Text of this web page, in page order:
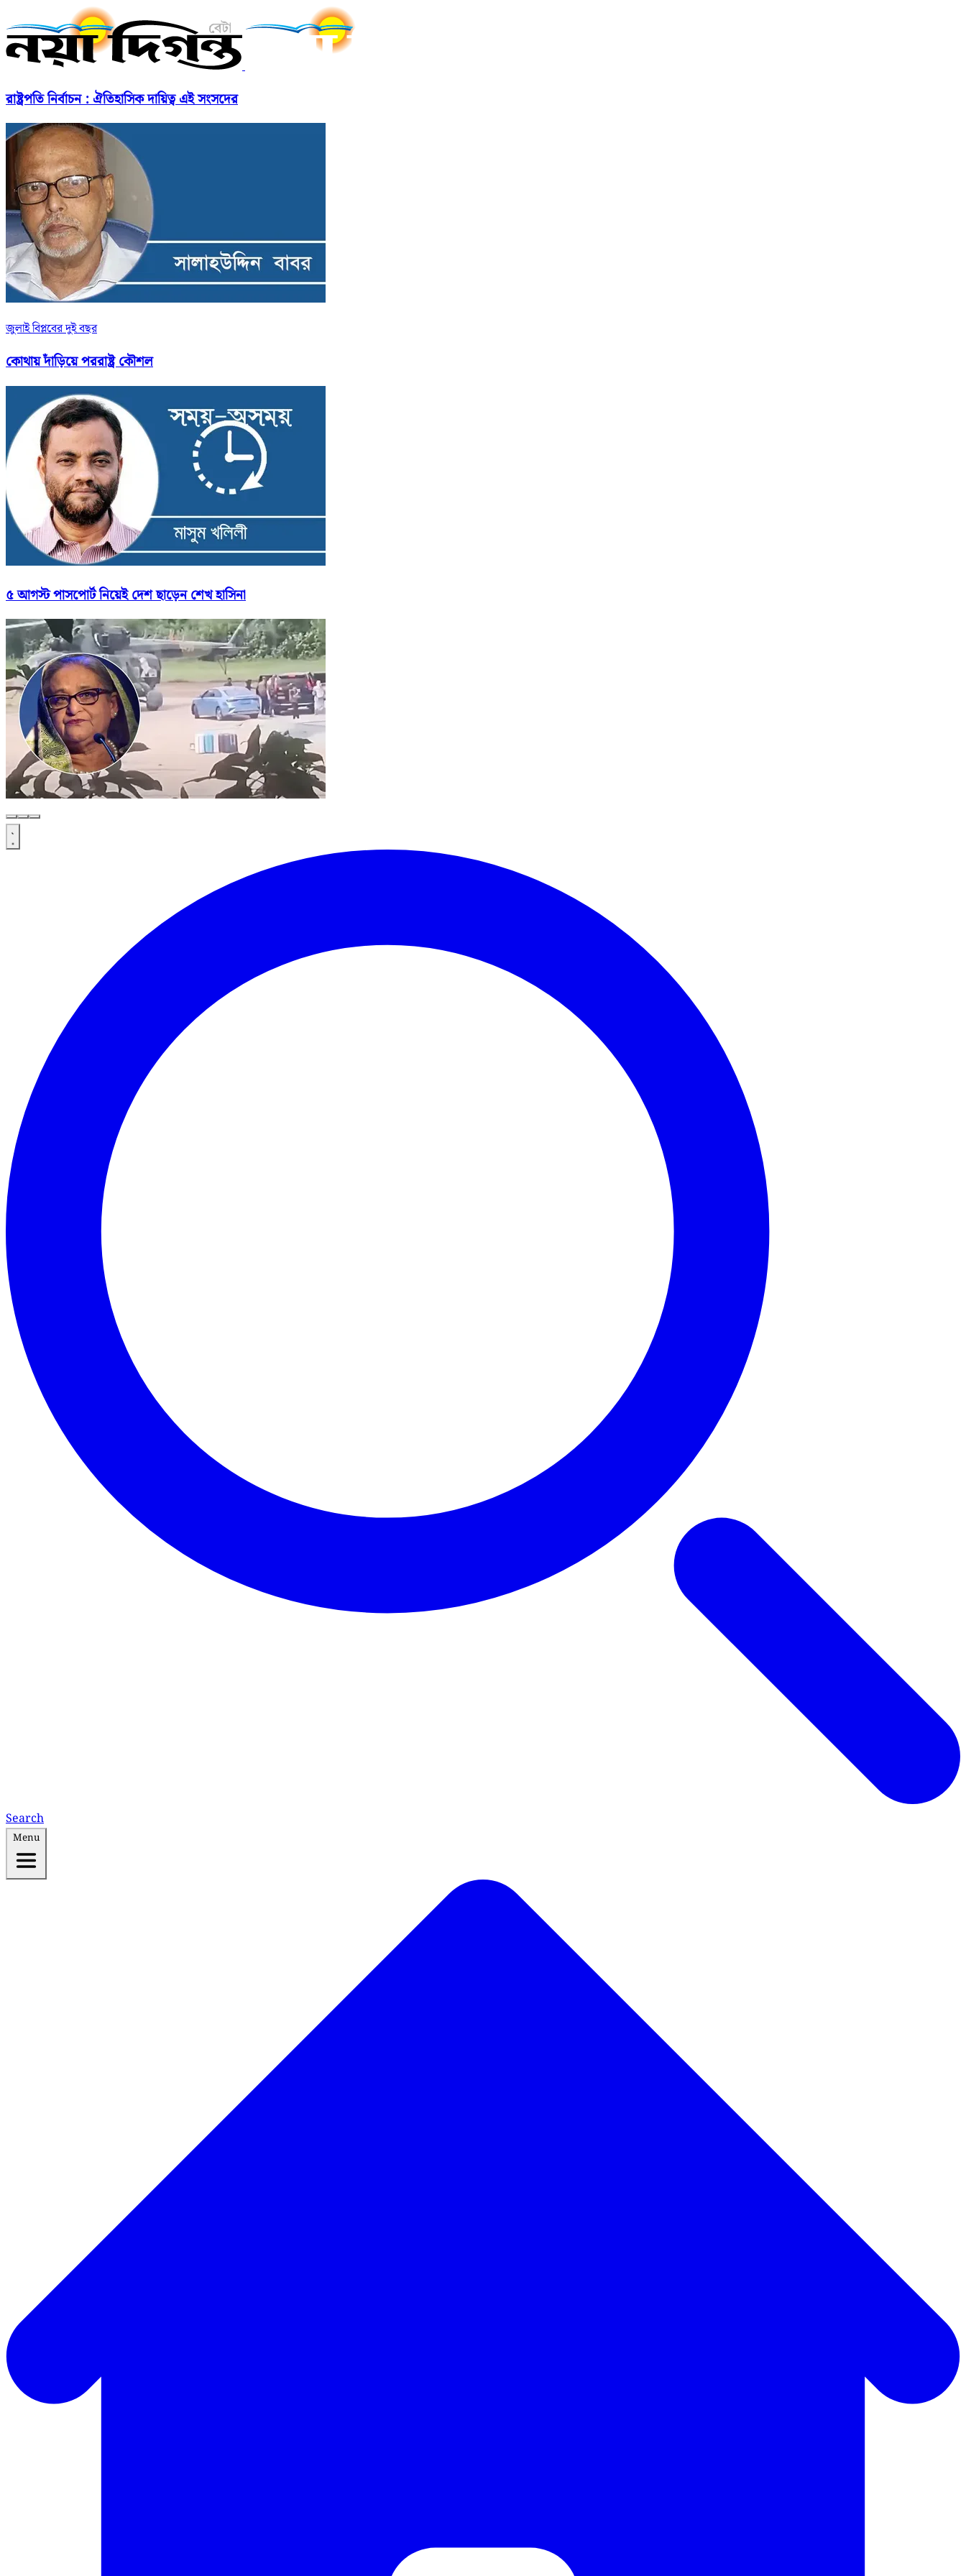
রাষ্ট্রপতি নির্বাচন : ঐতিহাসিক দায়িত্ব এই সংসদের
জুলাই বিপ্লবের দুই বছর
কোথায় দাঁড়িয়ে পররাষ্ট্র কৌশল
৫ আগস্ট পাসপোর্ট নিয়েই দেশ ছাড়েন শেখ হাসিনা
Search
Menu